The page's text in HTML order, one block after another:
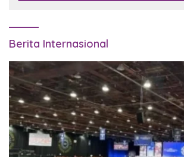
Berita Internasional